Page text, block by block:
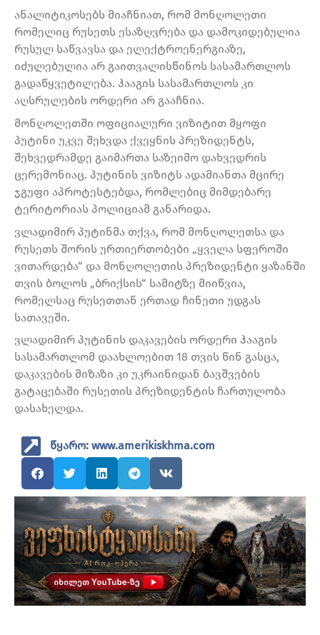
ანალიტიკოსებს მიაჩნიათ, რომ მონღოლეთი
რომელიც რუსეთს ესაზღვრება და დამოკიდებულია
რუსულ საწვავსა და ელექტროენერგიაზე,
იძულებულია არ გაითვალისწინოს სასამართლოს
გადაწყვეტილება. ჰააგის სასამართლოს კი
აღსრულების ორდერი არ გააჩნია.
მონღოლეთში ოფიციალური ვიზიტით მყოფი
პუტინი უკვე შეხვდა ქვეყნის პრეზიდენტს,
შეხვედრამდე გაიმართა საზეიმო დახვედრის
ცერემონიაც. პუტინის ვიზიტს ადამიანთა მცირე
ჯგუფი აპროტესტებდა, რომლებიც მიმდებარე
ტერიტორიას პოლიციამ განარიდა.
ვლადიმირ პუტინმა თქვა, რომ მონღოლეთსა და
რუსეთს შორის ურთიერთობები „ყველა სფეროში
ვითარდება“ და მონღოლეთის პრეზიდენტი ყაზანში
თვის ბოლოს „ბრიქსის“ სამიტზე მიიწვია,
რომელსაც რუსეთთან ერთად ჩინეთი უდგას
სათავეში.
ვლადიმირ პუტინის დაკავების ორდერი ჰააგის
სასამართლომ დაახლოებით 18 თვის წინ გასცა,
დაკავების მიზაზი კი უკრაინიდან ბავშვების
გატაცებაში რუსეთის პრეზიდენტის ჩართულობა
დასახელდა.
წყარო: www.amerikiskhma.com